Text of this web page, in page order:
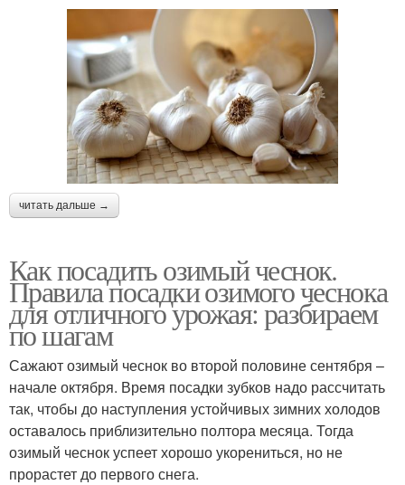
читать дальше →
Как посадить озимый чеснок.
Правила посадки озимого чеснока
для отличного урожая: разбираем
по шагам
Сажают озимый чеснок во второй половине сентября –
начале октября. Время посадки зубков надо рассчитать
так, чтобы до наступления устойчивых зимних холодов
оставалось приблизительно полтора месяца. Тогда
озимый чеснок успеет хорошо укорениться, но не
прорастет до первого снега.